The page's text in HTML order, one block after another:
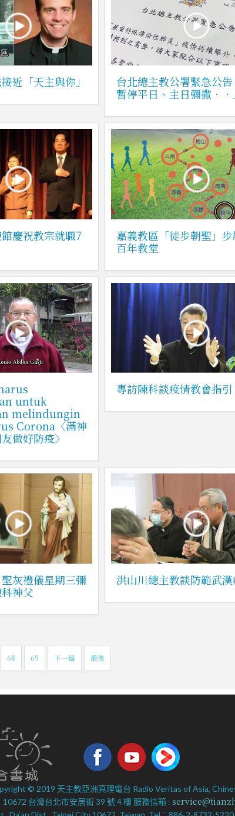
近「天主與你」
台北總主教公署緊急公
暫停平日、主日彌撒‧‧
慶祝教宗就職7
嘉義教區「徒步朝聖」
百年教堂
untuk
melindungin
Corona〈滿神
做好防疫〉
專訪陳科談疫情教會指引
灰禮儀星期三彌
神父
洪山川總主教談防範武
68 69 下一篇 最後
© 2019 天主教亞洲真理電台 Radio Veritas of Asia,
10672 台灣台北市安居街 39 號 4 樓 服務信箱 :